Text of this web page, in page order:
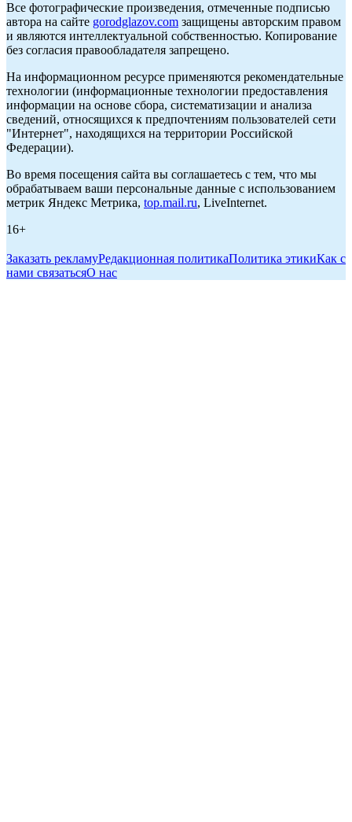
Все фотографические произведения, отмеченные подписью
автора на сайте gorodglazov.com защищены авторским правом
и являются интеллектуальной собственностью. Копирование
без согласия правообладателя запрещено.
На информационном ресурсе применяются рекомендательные
технологии (информационные технологии предоставления
информации на основе сбора, систематизации и анализа
сведений, относящихся к предпочтениям пользователей сети
"Интернет", находящихся на территории Российской
Федерации).
Во время посещения сайта вы соглашаетесь с тем, что мы
обрабатываем ваши персональные данные с использованием
метрик Яндекс Метрика, top.mail.ru, LiveInternet.
16+
Заказать рекламуРедакционная политикаПолитика этикиКак с
нами связатьсяО нас